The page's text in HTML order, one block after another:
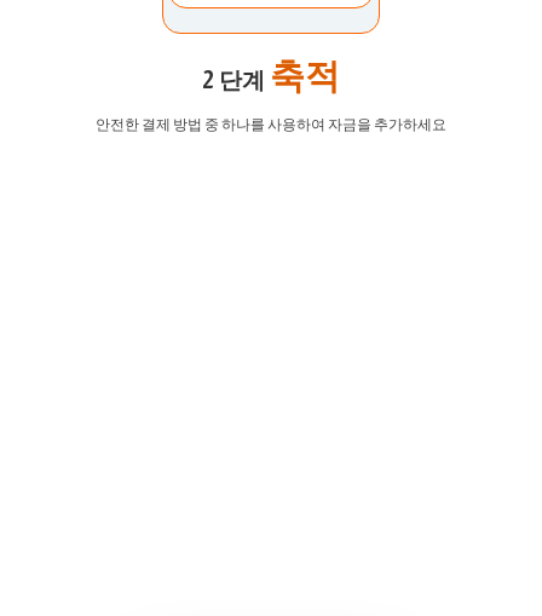
2 단계 축적
안전한 결제 방법 중 하나를 사용하여 자금을 추가하세요